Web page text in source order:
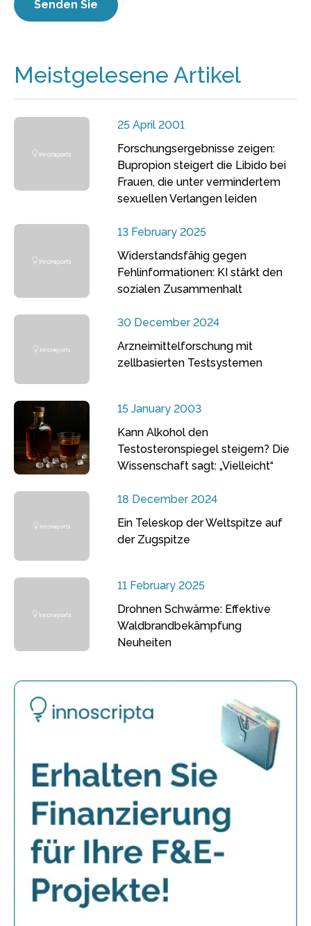
Meistgelesene Artikel
25 April 2001
Forschungsergebnisse zeigen:
Bupropion steigert die Libido bei
Frauen, die unter vermindertem
sexuellen Verlangen leiden
13 February 2025
Widerstandsfähig gegen
Fehlinformationen: KI stärkt den
sozialen Zusammenhalt
30 December 2024
Arzneimittelforschung mit
zellbasierten Testsystemen
15 January 2003
Kann Alkohol den
Testosteronspiegel steigern? Die
Wissenschaft sagt: „Vielleicht“
18 December 2024
Ein Teleskop der Weltspitze auf
der Zugspitze
11 February 2025
Drohnen Schwärme: Effektive
Waldbrandbekämpfung
Neuheiten